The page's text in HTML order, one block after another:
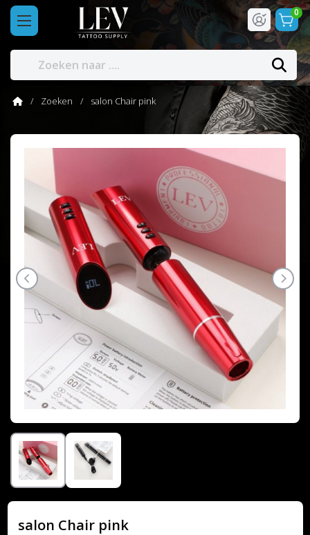
0
Zoeken salon Chair pink
salon Chair pink